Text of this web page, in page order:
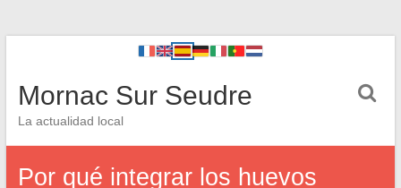
Mornac Sur Seudre
La actualidad local
Por qué integrar los huevos